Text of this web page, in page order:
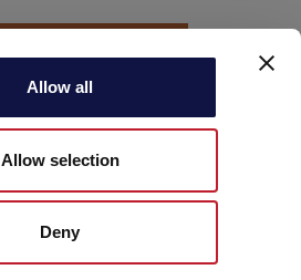
Allow all
Allow selection
Deny